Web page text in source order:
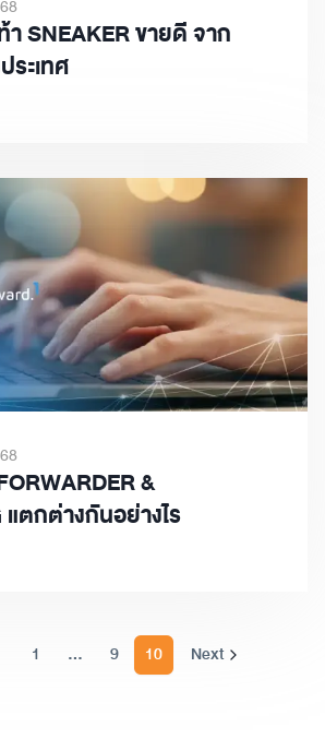
า SNEAKER ขายดี จาก
ระเทศ
ขายดี จากเว็บไซต์ต่างประเทศ
&
ตกต่างกันอย่างไร
& SHIPPING แตกต่างกันอย่างไร
1 ... 9 10 Next